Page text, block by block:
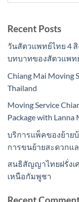
Recent Posts
วันสัตวแพทย์ไทย 4
บทบาทของสัตวแพท
Chiang Mai Moving
Thailand
Moving Service
Package with Lanna
บริการแพ็คของย้าย
การขนย้ายสะดวกแ
สนธิสัญญาไทยฝรั่งเ
เหนือกัมพูชา